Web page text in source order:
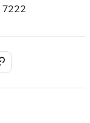
7222